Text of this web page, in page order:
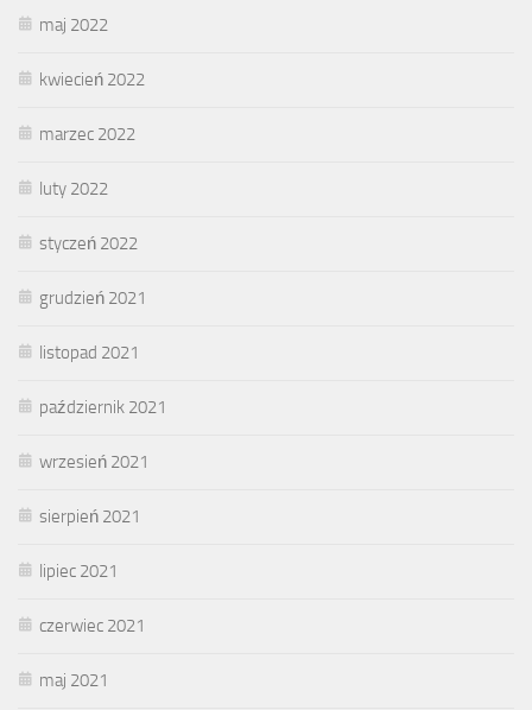
maj 2022
kwiecień 2022
marzec 2022
luty 2022
styczeń 2022
grudzień 2021
listopad 2021
październik 2021
wrzesień 2021
sierpień 2021
lipiec 2021
czerwiec 2021
maj 2021